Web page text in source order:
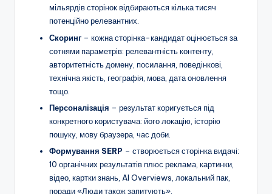
мільярдів сторінок відбираються кілька тисяч
потенційно релевантних.
Скоринг – кожна сторінка-кандидат оцінюється за
сотнями параметрів: релевантність контенту,
авторитетність домену, посилання, поведінкові,
технічна якість, географія, мова, дата оновлення
тощо.
Персоналізація – результат коригується під
конкретного користувача: його локацію, історію
пошуку, мову браузера, час доби.
Формування SERP – створюється сторінка видачі:
10 органічних результатів плюс реклама, картинки,
відео, картки знань, AI Overviews, локальний пак,
поради «Люди також запитують».